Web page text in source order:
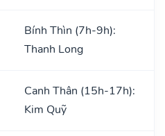
Bính Thìn (7h-9h):
Thanh Long
Canh Thân (15h-17h):
Kim Quỹ